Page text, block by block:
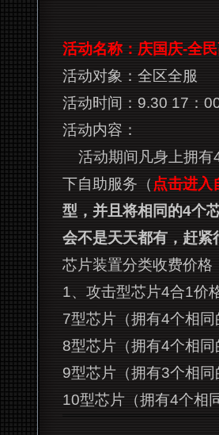
活动名称：庆国庆-全
活动对象：全区全服
活动时间：9.30 17：
活动内容：
活动期间凡身上拥
下自助服务（点击进入
型，并且将相同的4个
会不是天天都有，赶紧
芯片装置分类收费价格
1、攻击型芯片4合1价
7型芯片（拥有4个相
8型芯片（拥有4个相
9型芯片（拥有3个相
10型芯片（拥有4个相